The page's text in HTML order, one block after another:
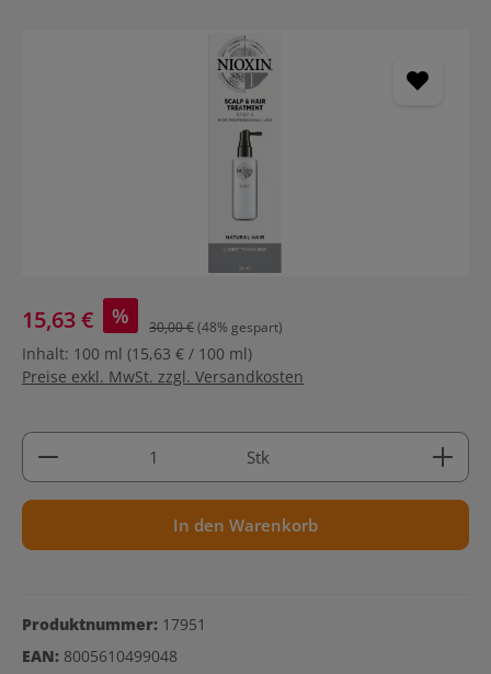
15,63 € % 30,00 €(48% gespart)
Inhalt: 100 ml (15,63 € / 100 ml)
Preise exkl. MwSt. zzgl. Versandkosten
Produkt Anzahl: Gib den gewünschten Wert ein
Stk
In den Warenkorb
Produktnummer: 17951
EAN: 8005610499048